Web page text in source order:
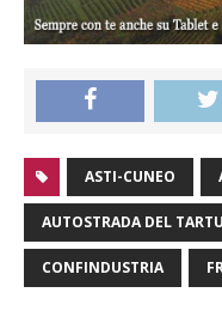
ASTI-CUNEO
AUTOSTRADA DEL
CONFINDUSTRIA